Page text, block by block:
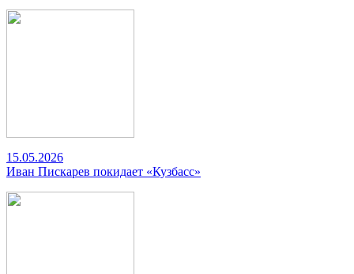
15.05.2026
Иван Пискарев покидает «Кузбасс»